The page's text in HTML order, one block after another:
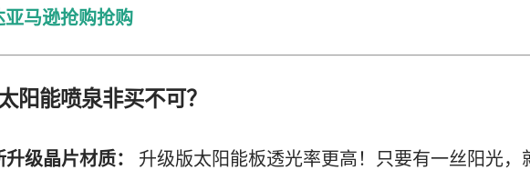
亚马逊抢购抢购
阳能喷泉非买不可？
级晶片材质：
升级版太阳能板透光率更高！只要有一丝阳光，